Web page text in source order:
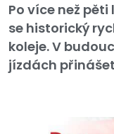
Po více než
se historický
koleje. V
jízdách